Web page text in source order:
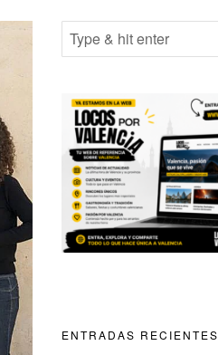
ENTRADAS RECIENTES